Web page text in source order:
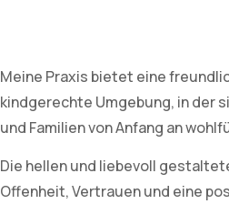
Meine Praxis bietet eine
kindgerechte Umgebung, in der
und Familien von Anfang an
Die hellen und liebevoll
Offenheit, Vertrauen und eine